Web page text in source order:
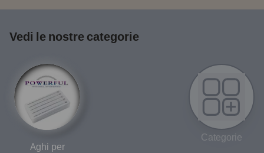
Vedi le nostre categorie
Aghi per
Categorie